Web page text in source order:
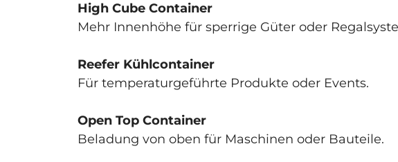
High Cube Container
Mehr Innenhöhe für sperrige Güter oder
Reefer Kühlcontainer
Für temperaturgeführte Produkte oder Events.
Open Top Container
Beladung von oben für Maschinen oder Bauteile.